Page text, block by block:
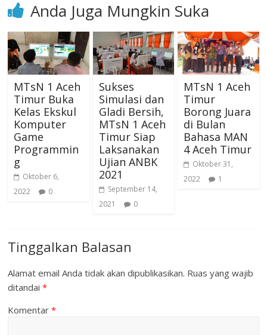
Anda Juga Mungkin Suka
MTsN 1 Aceh
Timur Buka
Kelas Ekskul
Komputer
Game
Programmin
g
Oktober 6,
2022
0
Sukses
Simulasi dan
Gladi Bersih,
MTsN 1 Aceh
Timur Siap
Laksanakan
Ujian ANBK
2021
September 14,
2021
0
MTsN 1 Aceh
Timur
Borong Juara
di Bulan
Bahasa MAN
4 Aceh Timur
Oktober 31,
2022
1
Tinggalkan Balasan
Alamat email Anda tidak akan dipublikasikan. Ruas yang wajib
ditandai*
Komentar*